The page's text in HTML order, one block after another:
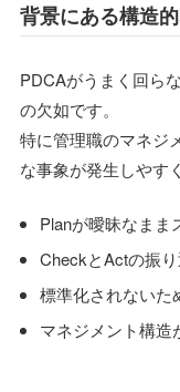
背景にある構造
PDCAがうまく回ら
の欠如です。
特に管理職のマネジ
な事象が発生しやす
Planが曖昧なまま
CheckとActの振
標準化されないた
マネジメント構造